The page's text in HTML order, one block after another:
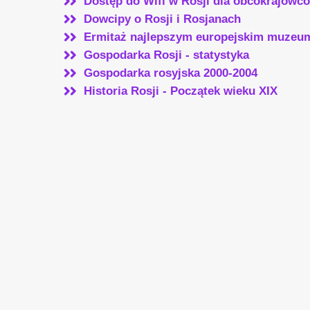
Dowcipy o Rosji i Rosjanach
Ermitaż najlepszym europejskim
Gospodarka Rosji - statystyka
Gospodarka rosyjska 2000-2004
Historia Rosji - Początek wieku XIX